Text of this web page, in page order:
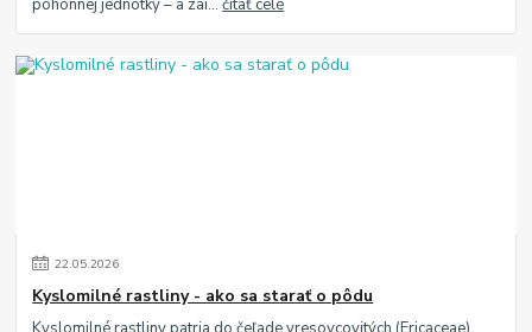
pohonnej jednotky – a zai...čítať celé
22.05.2026
Kyslomilné rastliny - ako sa starať o pôdu